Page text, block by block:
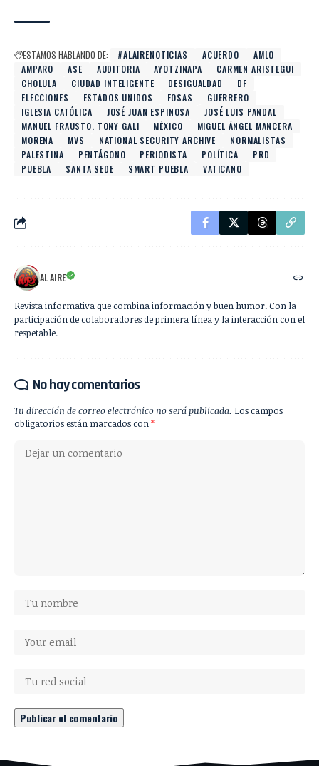
ESTAMOS HABLANDO DE: #ALAIRENOTICIAS ACUERDO
AMLO
AMPARO
ASE AUDITORIA AYOTZINAPA
CARMEN ARISTEGUI
CHOLULA
CIUDAD INTELIGENTE DESIGUALDAD
DF
ELECCIONES
ESTADOS UNIDOS FOSAS
GUERRERO
IGLESIA CATÓLICA
JOSÉ JUAN ESPINOSA
JOSÉ LUIS PANDAL
MANUEL FRAUSTO. TONY GALI
MÉXICO
MIGUEL ÁNGEL MANCERA
MORENA
MVS NATIONAL SECURITY ARCHIVE
NORMALISTAS
PALESTINA
PENTÁGONO PERIODISTA POLÍTICA
PRD
PUEBLA
SANTA SEDE SMART PUEBLA VATICANO
AL AIRE
Revista informativa que combina información y buen humor. Con la
participación de colaboradores de primera línea y la interacción con el
respetable.
No hay comentarios
Tu dirección de correo electrónico no será publicada. Los campos
obligatorios están marcados con*